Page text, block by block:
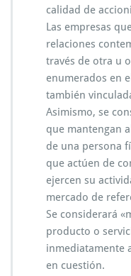
calidad de
Las empresas
relaciones
través de otra u
enumerados en
también
Asimismo, se
que mantengan
de una persona
que actúen de
ejercen su
mercado de
Se considerará
producto o
inmediatamente
en cuestión.